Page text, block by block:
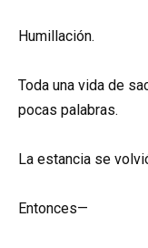
Humillación.
Toda una vida de
pocas palabras.
La estancia se
Entonces—